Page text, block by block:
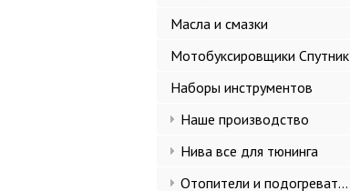
Масла и смазки
Мотобуксировщики Спутник
Наборы инструментов
Наше производство
Нива все для тюнинга
Отопители и подогреватели